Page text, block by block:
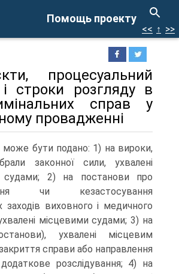
Помощь проекту
<< ↑ >>
процесуальний
строки розгляду в
справ у
провадженні
може бути подано: 1) на вироки,
законної сили, ухвалені
судами; 2) на постанови про
чи кезастосування
заходів виховного і медичного
місцевими судами; 3) на
ухвалені місцевим
справи або направлення
розслідування; 4) на